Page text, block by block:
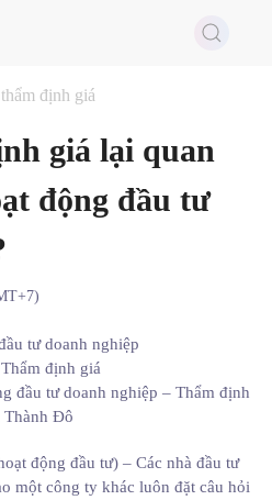
định giá
giá lại quan
động đầu tư
định giá
đầu tư doanh nghiệp – Thẩm định
Thành Đô
động đầu tư) – Các nhà đầu tư
một công ty khác luôn đặt câu hỏi